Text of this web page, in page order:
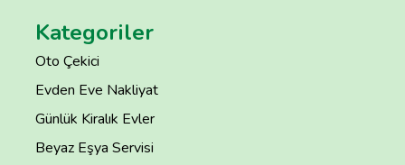
Kategoriler
Oto Çekici
Evden Eve Nakliyat
Günlük Kiralık Evler
Beyaz Eşya Servisi